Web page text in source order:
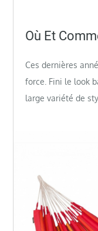
on
Où Et
Ces dernières
force. Fini le look
large variété de